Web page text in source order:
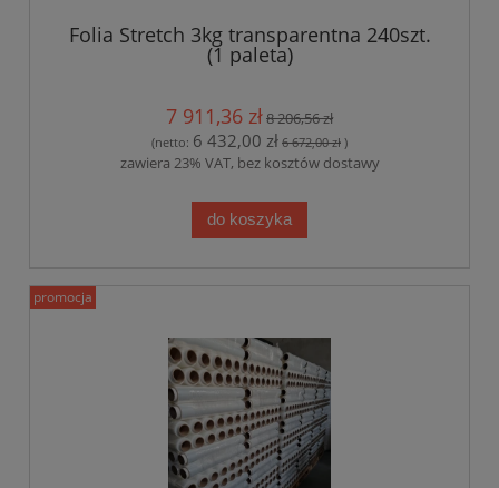
Folia Stretch 3kg transparentna 240szt.
(1 paleta)
7 911,36 zł8 206,56 zł
(netto: 6 432,00 zł 6 672,00 zł )
zawiera 23% VAT, bez kosztów dostawy
do koszyka
promocja